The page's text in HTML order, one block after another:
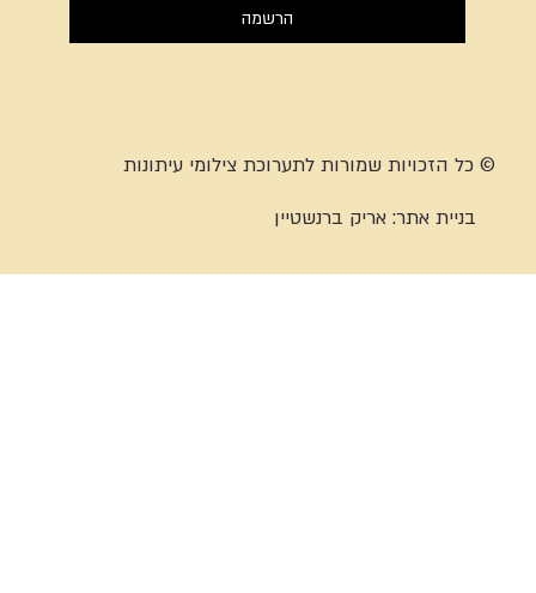
הרשמה
© כל הזכויות שמורות לתערוכת צילומי עיתונות
בניית אתר:אריק ברנשטיין